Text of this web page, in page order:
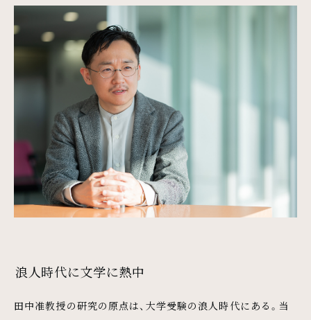
浪人時代に文学に熱中
田中准教授の研究の原点は、大学受験の浪人時代にある。当